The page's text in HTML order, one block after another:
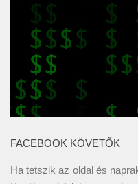
FACEBOOK KÖVETŐK
Ha tetszik az oldal és